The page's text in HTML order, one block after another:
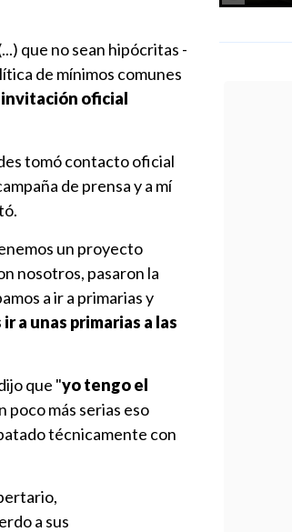
que no sean hipócritas -
de mínimos comunes
oficial
tomó contacto oficial
de prensa y a mí
un proyecto
nosotros, pasaron la
a ir a primarias y
a unas primarias a las
que "yo tengo el
poco más serias eso
técnicamente con
a sus